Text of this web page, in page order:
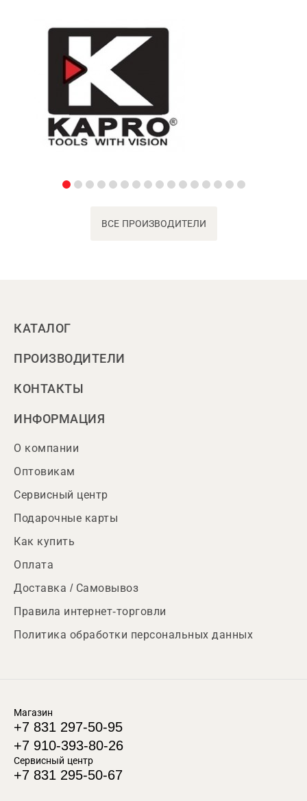
ВСЕ ПРОИЗВОДИТЕЛИ
КАТАЛОГ
ПРОИЗВОДИТЕЛИ
КОНТАКТЫ
ИНФОРМАЦИЯ
О компании
Оптовикам
Сервисный центр
Подарочные карты
Как купить
Оплата
Доставка / Самовывоз
Правила интернет-торговли
Политика обработки персональных данных
Магазин
+7 831 297-50-95
+7 910-393-80-26
Сервисный центр
+7 831 295-50-67